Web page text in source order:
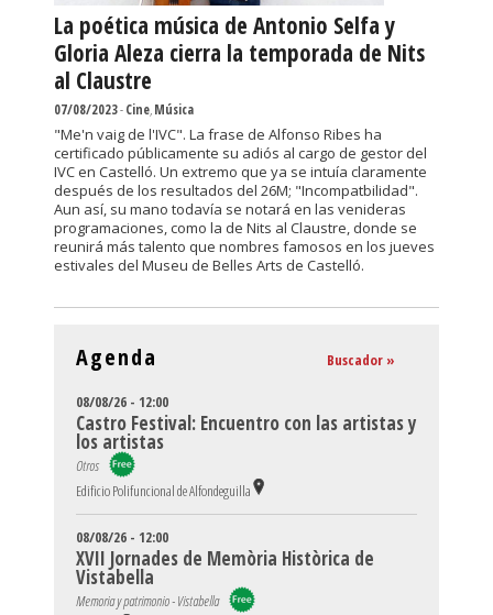
La poética música de Antonio Selfa y
Gloria Aleza cierra la temporada de Nits
al Claustre
07/08/2023-Cine,Música
"Me'n vaig de l'IVC". La frase de Alfonso Ribes ha
certificado públicamente su adiós al cargo de gestor del
IVC en Castelló. Un extremo que ya se intuía claramente
después de los resultados del 26M; "Incompatbilidad".
Aun así, su mano todavía se notará en las venideras
programaciones, como la de Nits al Claustre, donde se
reunirá más talento que nombres famosos en los jueves
estivales del Museu de Belles Arts de Castelló.
Agenda Buscador »
08/08/26 - 12:00
Castro Festival: Encuentro con las artistas y
los artistas
Otros
Edificio Polifuncional de Alfondeguilla
08/08/26 - 12:00
XVII Jornades de Memòria Històrica de
Vistabella
Memoria y patrimonio - Vistabella